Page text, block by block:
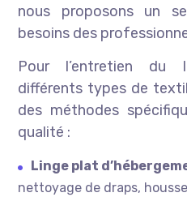
nous proposons un
besoins des
Pour l’entretien du
différents types de
des méthodes
qualité :
Linge plat
nettoyage de draps,